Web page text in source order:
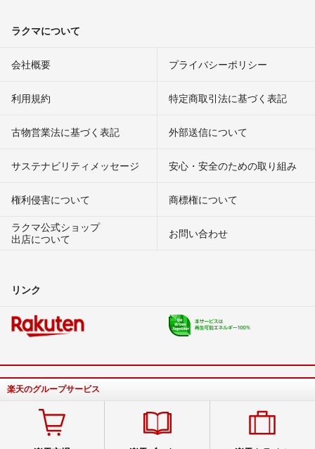
ラクマについて
会社概要 プライバシーポリシー
利用規約 特定商取引法に基づく表記
古物営業法に基づく表記 外部送信について
サステナビリティメッセージ 安心・安全のための取り組み
権利侵害について
商標権について
ラクマ公式ショップ
出店について
お問い合わせ
リンク
楽天のグループサービス